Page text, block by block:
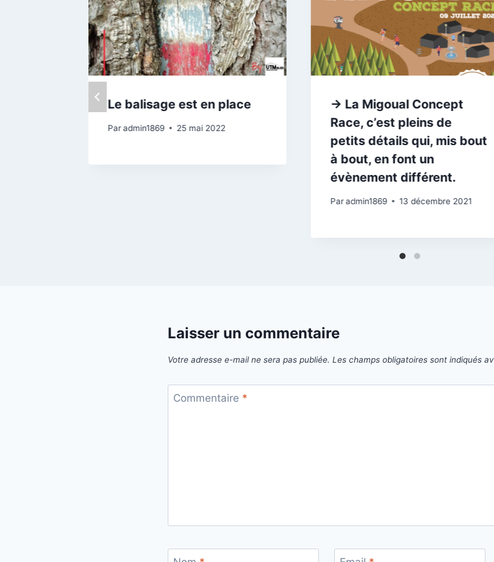
Le balisage est en place
Paradmin1869 25 mai 2022
→ La Migoual Concept
Race, c’est pleins de
petits détails qui, mis bout
à bout, en font un
évènement différent.
Par admin1869 13 décembre 2021
Laisser un commentaire
Votre adresse e-mail ne sera pas publiée. Les champs obligatoires sont indiqués
Commentaire *